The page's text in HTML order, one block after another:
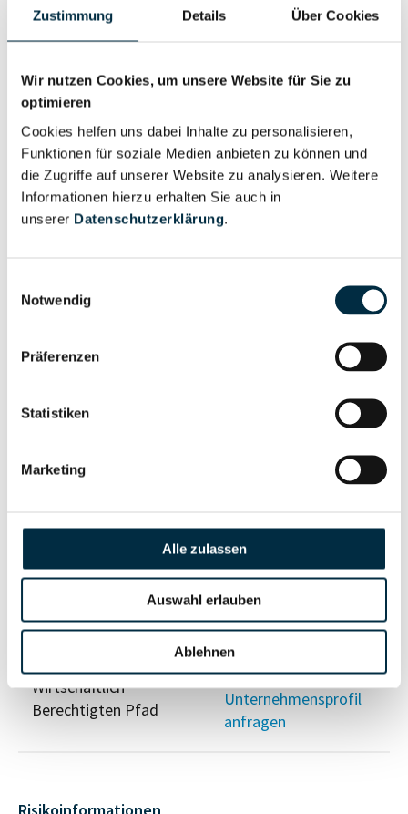
Zustimmung Details Über Cookies
Wir nutzen Cookies, um unsere Website für Sie zu
optimieren
Cookies helfen uns dabei Inhalte zu personalisieren,
Funktionen für soziale Medien anbieten zu können und
die Zugriffe auf unserer Website zu analysieren. Weitere
Informationen hierzu erhalten Sie auch in
unserer Datenschutzerklärung.
Notwendig
Präferenzen
Statistiken
Marketing
Alle zulassen
Auswahl erlauben
Ablehnen
Geschäftsführer (1)
Für registrierte
Liquidator (1)
Prokurist (1)
Für registrierte
Nutzer
Berechtigter
Unternehmensprofil
Gesellschafterstruktur
Vollständiges
Unternehmensprofil
Unternehmensnetzwerk
Vollständiges
Unternehmensprofil
Wirtschaftlich
Berechtigten Pfad
Vollständiges
Unternehmensprofil
anfragen